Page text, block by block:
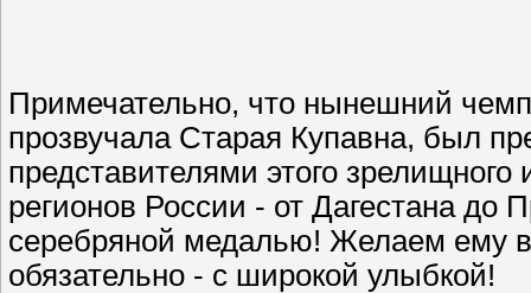
Примечательно, что нынешний
прозвучала Старая Купавна, был
представителями этого
регионов России - от Дагестана до
серебряной медалью! Желаем ему
обязательно - с широкой улыбкой!